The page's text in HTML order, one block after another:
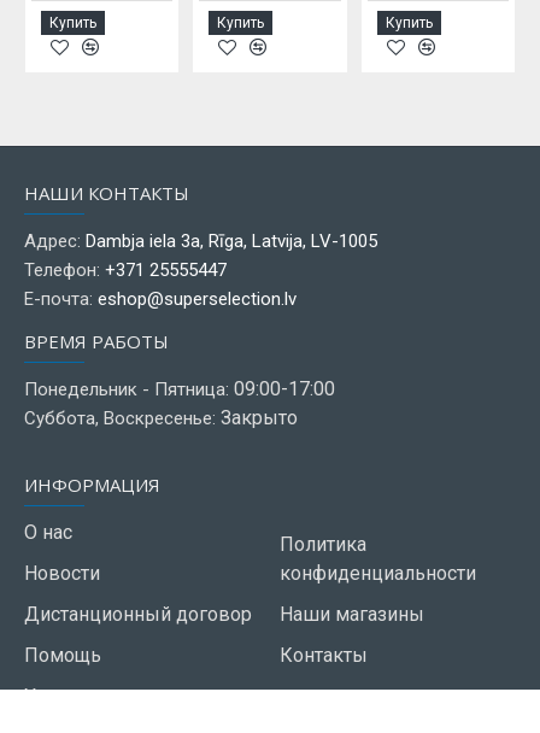
Купить Купить Купить
НАШИ КОНТАКТЫ
Адрес: Dambja iela 3a, Rīga, Latvija, LV-1005
Телефон: +371 25555447
Е-почта: eshop@superselection.lv
ВРЕМЯ РАБОТЫ
Понедельник - Пятница: 09:00-17:00
Суббота, Воскресенье: Закрыто
ИНФОРМАЦИЯ
О нас
Новости
Дистанционный договор
Помощь
Условия использования
Политика
конфиденциальности
Наши магазины
Контакты